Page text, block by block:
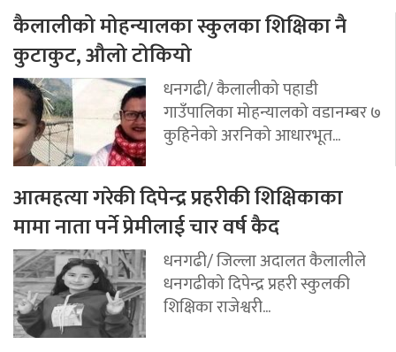
कैलालीको मोहन्यालका स्कुलका शिक्षिका नै
कुटाकुट, औलो टोकियो
धनगढी/ कैलालीको पहाडी
गाउँपालिका मोहन्यालको वडानम्बर ७
कुहिनेको अरनिको आधारभूत...
आत्महत्या गरेकी दिपेन्द्र प्रहरीकी शिक्षिकाका
मामा नाता पर्ने प्रेमीलाई चार वर्ष कैद
धनगढी/ जिल्ला अदालत कैलालीले
धनगढीको दिपेन्द्र प्रहरी स्कुलकी
शिक्षिका राजेश्वरी...